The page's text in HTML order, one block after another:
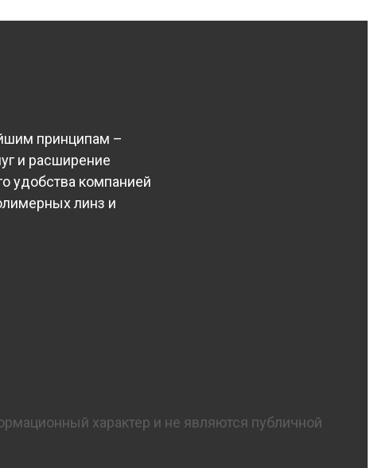
принципам –
и расширение
удобства компанией
линз и
характер и не являются публичной